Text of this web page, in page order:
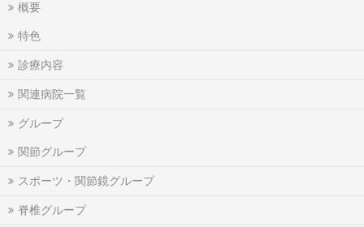
概要
特色
診療内容
関連病院一覧
グループ
関節グループ
スポーツ・関節鏡グループ
脊椎グループ